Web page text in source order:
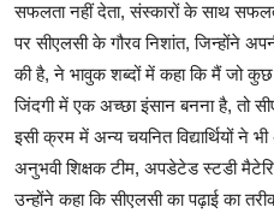
सफलता नहीं देता, संस्कारों के साथ
पर सीएलसी के गौरव निशांत, जिन्होंने
की है, ने भावुक शब्दों में कहा कि मैं जो
जिंदगी में एक अच्छा इंसान बनना है, तो
इसी क्रम में अन्य चयनित विद्यार्थियों ने
अनुभवी शिक्षक टीम, अपडेटेड स्टडी
उन्होंने कहा कि सीएलसी का पढ़ाई का